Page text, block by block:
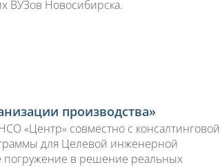
ВУЗов Новосибирска.
производства»
«Центр» совместно с консалтинговой
для Целевой инженерной
погружение в решение реальных